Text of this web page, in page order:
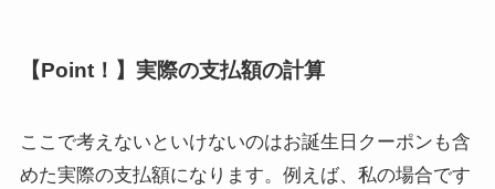
【Point！】実際の支払額の計算
ここで考えないといけないのはお誕生日クーポンも含
めた実際の支払額になります。例えば、私の場合です